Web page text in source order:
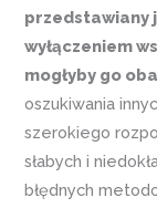
przedstawiany
wyłączeniem
mogłyby go
oszukiwania
szerokiego
słabych i
błędnych